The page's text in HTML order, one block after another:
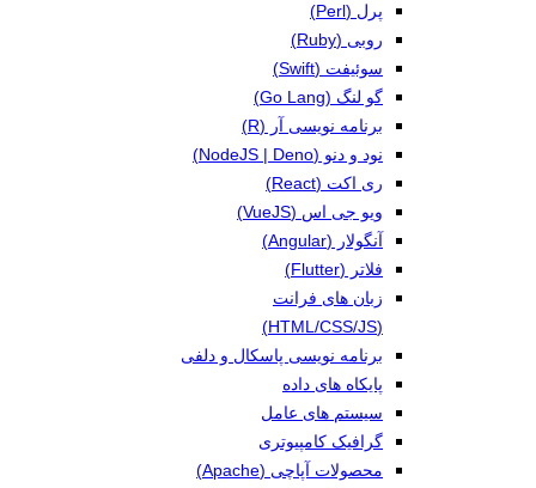
پرل (Perl)
روبی (Ruby)
سوئیفت (Swift)
گو لنگ (Go Lang)
برنامه نویسی آر (R)
نود و دنو (NodeJS | Deno)
ری اکت (React)
ویو جی اس (VueJS)
آنگولار (Angular)
فلاتر (Flutter)
زبان های فرانت
(HTML/CSS/JS)
برنامه نویسی پاسکال و دلفی
پایکاه های داده
سیستم های عامل
گرافیک کامپیوتری
محصولات آپاچی (Apache)